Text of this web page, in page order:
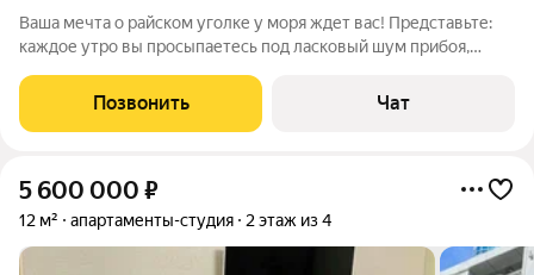
Ваша мечта о райском уголке у моря ждет вас! Представьте:
каждое утро вы просыпаетесь под ласковый шум прибоя,
Апартаменты в 4-звездочном отеле это не просто
недвижимость, это ваш личный оазис
Позвонить Чат
5 600 000 ₽
12 м² апартаменты-студия 2 этаж из 4